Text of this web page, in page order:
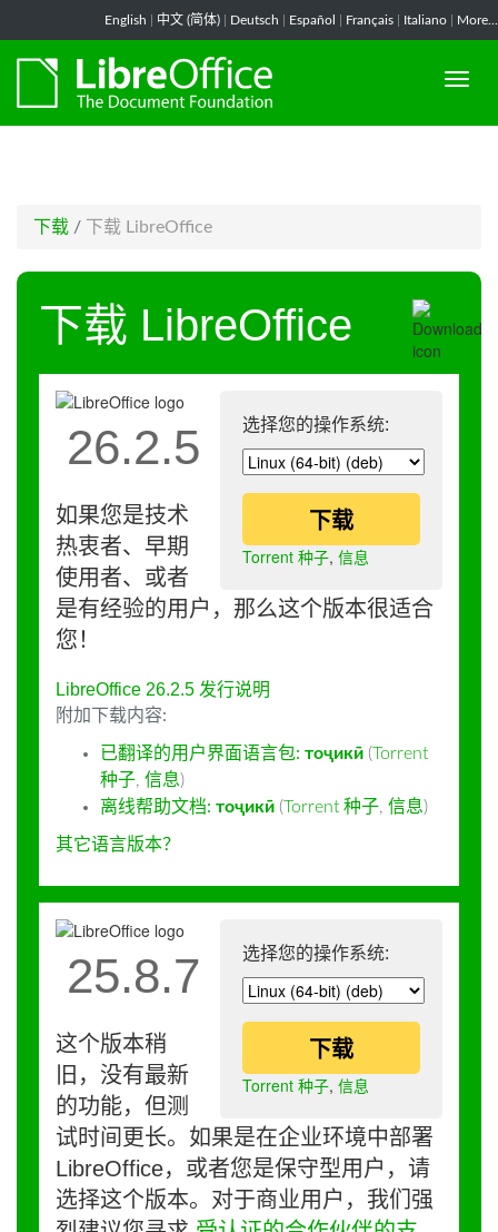
English 中文 (简体) Deutsch Español Français Italiano More...
下载 / 下载 LibreOffice
下载 LibreOffice
选择您的操作系统:
下载
Torrent 种子, 信息
26.2.5
如果您是技术
热衷者、早期
使用者、或者
是有经验的用户，那么这个版本很适合
您！
LibreOffice 26.2.5 发行说明
附加下载内容:
已翻译的用户界面语言包: тоҷикӣ (Torrent
种子, 信息)
离线帮助文档: тоҷикӣ (Torrent 种子, 信息)
其它语言版本？
选择您的操作系统:
下载
Torrent 种子, 信息
25.8.7
这个版本稍
旧，没有最新
的功能，但测
试时间更长。如果是在企业环境中部署
LibreOffice，或者您是保守型用户，请
选择这个版本。对于商业用户，我们强